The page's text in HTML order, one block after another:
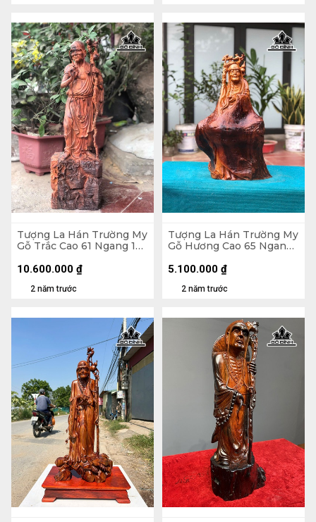
Tượng La Hán Trường My
Gỗ Trắc Cao 61 Ngang 19
2 năm trước
10.600.000 ₫
Tượng La Hán Trường My
Gỗ Hương Cao 65 Ngang
2 năm trước
5.100.000 ₫